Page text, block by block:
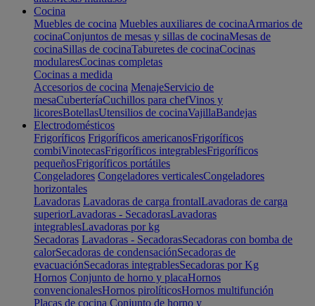
Cocina
Muebles de cocina Muebles auxiliares de cocinaArmarios de
cocinaConjuntos de mesas y sillas de cocinaMesas de
cocinaSillas de cocinaTaburetes de cocinaCocinas
modularesCocinas completas
Cocinas a medida
Accesorios de cocina MenajeServicio de
mesaCuberteríaCuchillos para chefVinos y
licoresBotellasUtensilios de cocinaVajillaBandejas
Electrodomésticos
Frigoríficos Frigoríficos americanosFrigoríficos
combiVinotecasFrigoríficos integrablesFrigoríficos
pequeñosFrigoríficos portátiles
Congeladores Congeladores verticalesCongeladores
horizontales
Lavadoras Lavadoras de carga frontalLavadoras de carga
superiorLavadoras - SecadorasLavadoras
integrablesLavadoras por kg
Secadoras Lavadoras - SecadorasSecadoras con bomba de
calorSecadoras de condensaciónSecadoras de
evacuaciónSecadoras integrablesSecadoras por Kg
Hornos Conjunto de horno y placaHornos
convencionalesHornos pirolíticosHornos multifunción
Placas de cocina Conjunto de horno y